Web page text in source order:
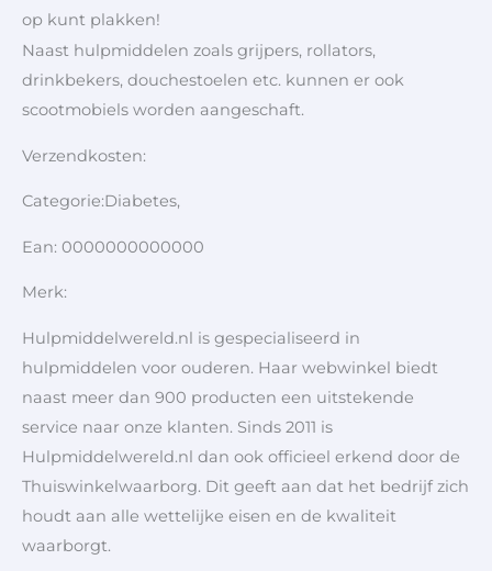
op kunt plakken!
Naast hulpmiddelen zoals grijpers, rollators,
drinkbekers, douchestoelen etc. kunnen er ook
scootmobiels worden aangeschaft.
Verzendkosten:
Categorie:Diabetes,
Ean: 0000000000000
Merk:
Hulpmiddelwereld.nl is gespecialiseerd in
hulpmiddelen voor ouderen. Haar webwinkel biedt
naast meer dan 900 producten een uitstekende
service naar onze klanten. Sinds 2011 is
Hulpmiddelwereld.nl dan ook officieel erkend door de
Thuiswinkelwaarborg. Dit geeft aan dat het bedrijf zich
houdt aan alle wettelijke eisen en de kwaliteit
waarborgt.